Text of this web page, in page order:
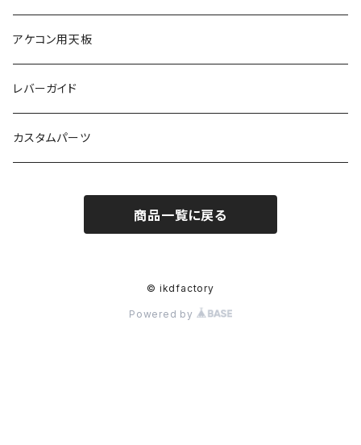
デスク本体
2台セット
ゲーミングデスク用品
アケコン用天板
レバーガイド
カスタムパーツ
商品一覧に戻る
© ikdfactory
Powered by